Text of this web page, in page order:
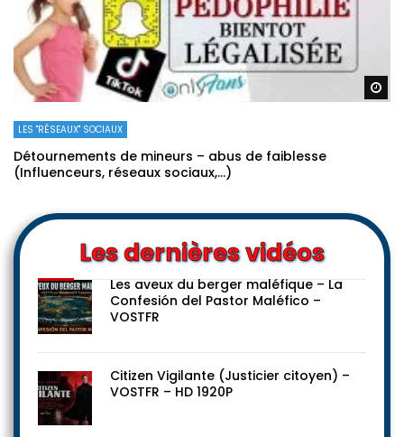
LES "RÉSEAUX" SOCIAUX
Détournements de mineurs – abus de faiblesse
(Influenceurs, réseaux sociaux,…)
Les dernières vidéos
Les aveux du berger maléfique – La
Confesión del Pastor Maléfico –
VOSTFR
Citizen Vigilante (Justicier citoyen) –
VOSTFR – HD 1920P